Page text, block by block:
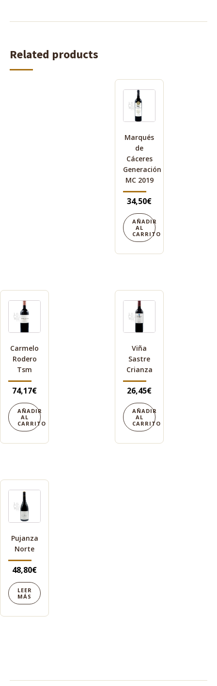
Related products
Marqués
de
Cáceres
Generación
MC 2019
34,50€
AÑADIR
AL
CARRITO
Carmelo
Rodero
Tsm
74,17€
AÑADIR
AL
CARRITO
Viña
Sastre
Crianza
26,45€
AÑADIR
AL
CARRITO
Pujanza
Norte
48,80€
LEER
MÁS